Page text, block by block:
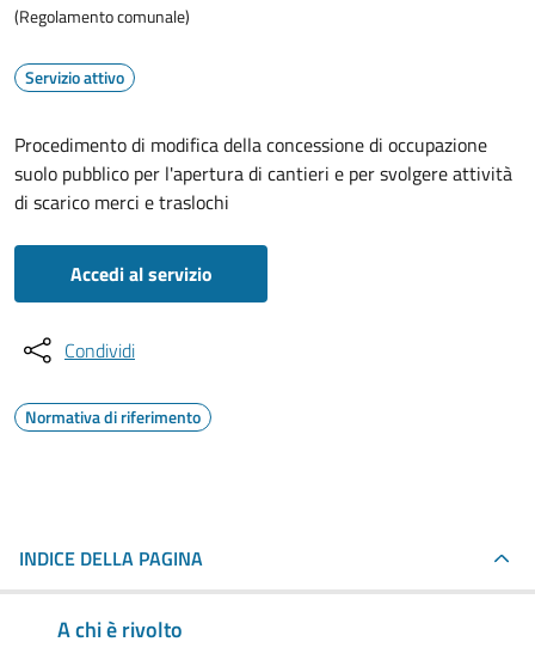
(Regolamento comunale)
Servizio attivo
Procedimento di modifica della concessione di occupazione
suolo pubblico per l'apertura di cantieri e per svolgere attività
di scarico merci e traslochi
Accedi al servizio
Condividi
Normativa di riferimento
INDICE DELLA PAGINA
A chi è rivolto